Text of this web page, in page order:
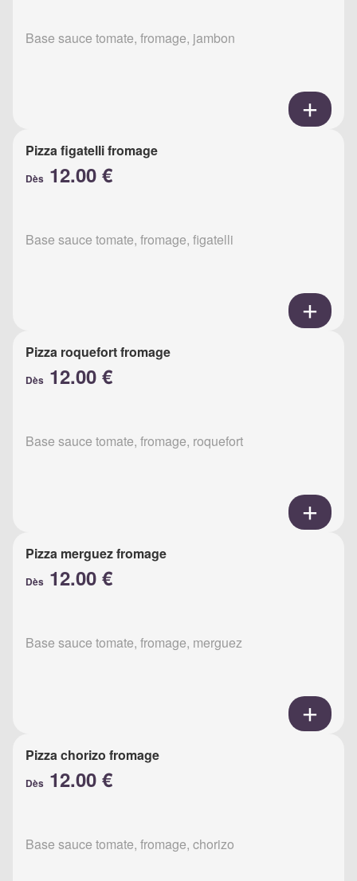
Base sauce tomate, fromage, jambon
Pizza figatelli fromage
Dès 12.00 €
Base sauce tomate, fromage, figatelli
Pizza roquefort fromage
Dès 12.00 €
Base sauce tomate, fromage, roquefort
Pizza merguez fromage
Dès 12.00 €
Base sauce tomate, fromage, merguez
Pizza chorizo fromage
Dès 12.00 €
Base sauce tomate, fromage, chorizo